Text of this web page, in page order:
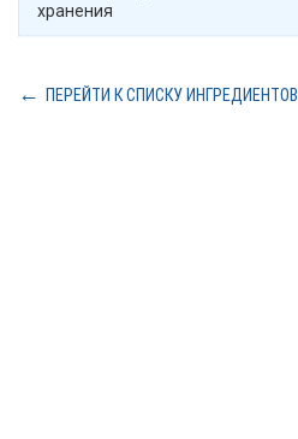
хранения
ПЕРЕЙТИ К СПИСКУ ИНГРЕДИЕНТОВ